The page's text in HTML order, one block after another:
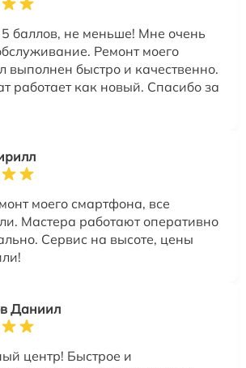
баллов, не меньше! Мне очень
Ремонт моего
выполнен быстро и качественно.
работает как новый. Спасибо за
моего смартфона, все
Мастера работают оперативно
Сервис на высоте, цены
Даниил
центр! Быстрое и